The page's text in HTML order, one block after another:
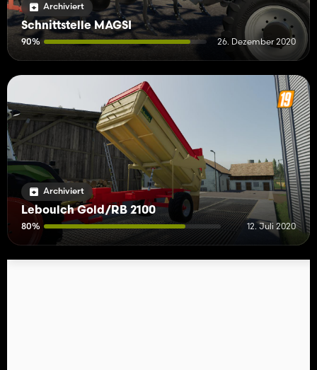
Archiviert
Schnittstelle MAGSI
90% 26. Dezember 2020
Archiviert
Leboulch Gold/RB 2100
80% 12. Juli 2020